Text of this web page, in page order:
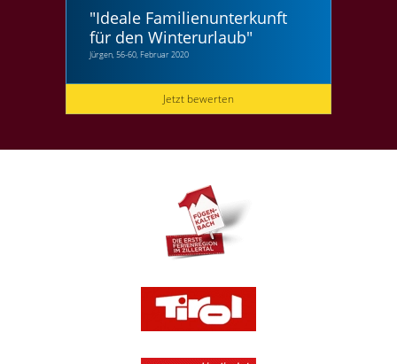
"Ideale Familienunterkunft
für den Winterurlaub"
Jürgen, 56-60, Februar 2020
Jetzt bewerten